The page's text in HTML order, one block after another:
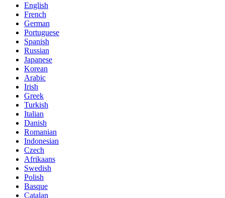
English
French
German
Portuguese
Spanish
Russian
Japanese
Korean
Arabic
Irish
Greek
Turkish
Italian
Danish
Romanian
Indonesian
Czech
Afrikaans
Swedish
Polish
Basque
Catalan